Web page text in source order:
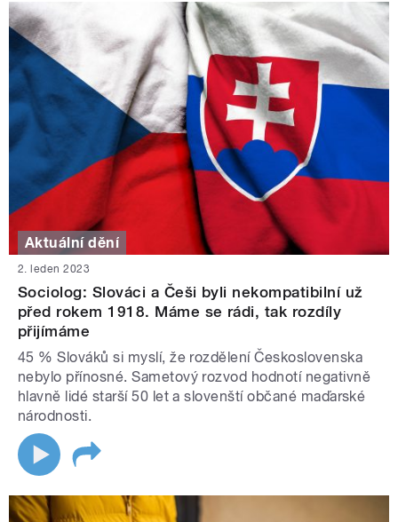
Aktuální dění
2. leden 2023
Sociolog: Slováci a Češi byli nekompatibilní už
před rokem 1918. Máme se rádi, tak rozdíly
přijímáme
45 % Slováků si myslí, že rozdělení Československa
nebylo přínosné. Sametový rozvod hodnotí negativně
hlavně lidé starší 50 let a slovenští občané maďarské
národnosti.